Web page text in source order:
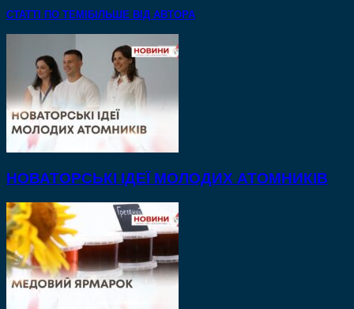
СТАТТІ ПО ТЕМІ БІЛЬШЕ ВІД АВТОРА
НОВАТОРСЬКІ ІДЕЇ МОЛОДИХ АТОМНИКІВ